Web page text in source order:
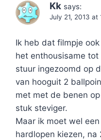
Kk says:
July 21, 2013 at
Ik heb dat filmpje
het enthousisame
stuur ingezoomd op
van hooguit 2
met met de benen
stuk steviger.
Maar ik moet wel
hardlopen kiezen, na